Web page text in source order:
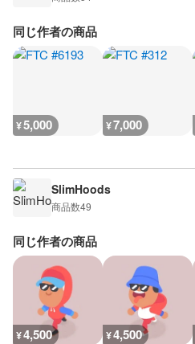
同じ作者の商品
¥5,000 ¥7,000
SlimHoods
商品数49
同じ作者の商品
¥4,500 ¥4,500